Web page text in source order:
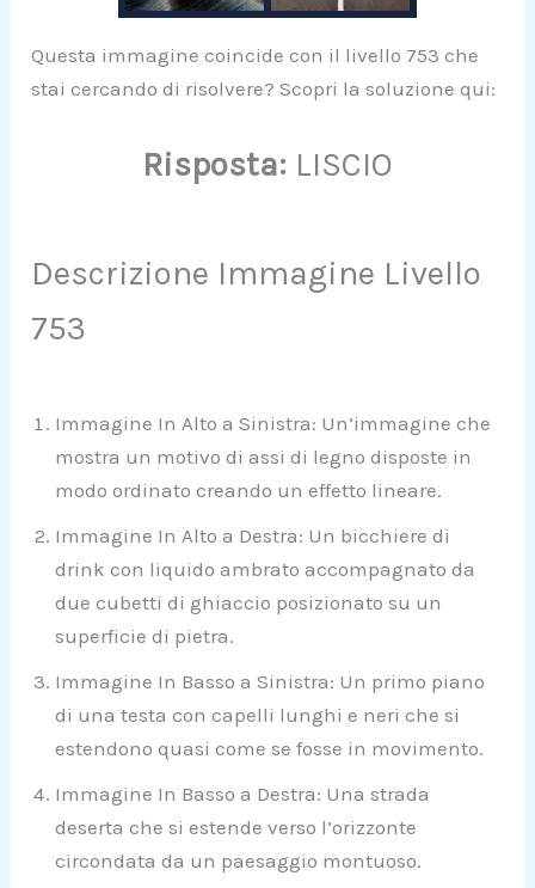
Questa immagine coincide con il livello 753 che
stai cercando di risolvere? Scopri la soluzione qui:
Risposta: LISCIO
Descrizione Immagine Livello
753
Immagine In Alto a Sinistra: Un’immagine che
mostra un motivo di assi di legno disposte in
modo ordinato creando un effetto lineare.
Immagine In Alto a Destra: Un bicchiere di
drink con liquido ambrato accompagnato da
due cubetti di ghiaccio posizionato su un
superficie di pietra.
Immagine In Basso a Sinistra: Un primo piano
di una testa con capelli lunghi e neri che si
estendono quasi come se fosse in movimento.
Immagine In Basso a Destra: Una strada
deserta che si estende verso l’orizzonte
circondata da un paesaggio montuoso.